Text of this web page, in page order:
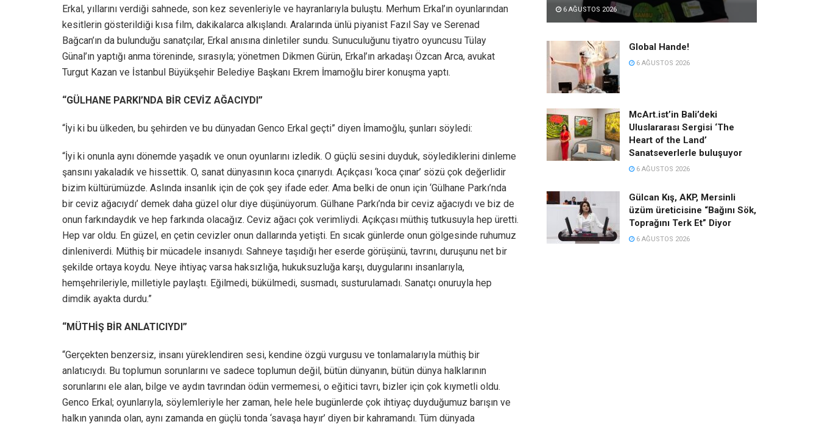
Erkal, yıllarını verdiği sahnede, son kez sevenleriyle ve hayranlarıyla buluştu. Merhum Erkal’ın oyunlarından
kesitlerin gösterildiği kısa film, dakikalarca alkışlandı. Aralarında ünlü piyanist Fazıl Say ve Serenad
Bağcan’ın da bulunduğu sanatçılar, Erkal anısına dinletiler sundu. Sunuculuğunu tiyatro oyuncusu Tülay
Günal’ın yaptığı anma töreninde, sırasıyla; yönetmen Dikmen Gürün, Erkal’ın arkadaşı Özcan Arca, avukat
Turgut Kazan ve İstanbul Büyükşehir Belediye Başkanı Ekrem İmamoğlu birer konuşma yaptı.
“GÜLHANE PARKI’NDA BİR CEVİZ AĞACIYDI”
“İyi ki bu ülkeden, bu şehirden ve bu dünyadan Genco Erkal geçti” diyen İmamoğlu, şunları söyledi:
“İyi ki onunla aynı dönemde yaşadık ve onun oyunlarını izledik. O güçlü sesini duyduk, söylediklerini dinleme
şansını yakaladık ve hissettik. O, sanat dünyasının koca çınarıydı. Açıkçası ‘koca çınar’ sözü çok değerlidir
bizim kültürümüzde. Aslında insanlık için de çok şey ifade eder. Ama belki de onun için ‘Gülhane Parkı’nda
bir ceviz ağacıydı’ demek daha güzel olur diye düşünüyorum. Gülhane Parkı’nda bir ceviz ağacıydı ve biz de
onun farkındaydık ve hep farkında olacağız. Ceviz ağacı çok verimliydi. Açıkçası müthiş tutkusuyla hep üretti.
Hep var oldu. En güzel, en çetin cevizler onun dallarında yetişti. En sıcak günlerde onun gölgesinde ruhumuz
dinleniverdi. Müthiş bir mücadele insanıydı. Sahneye taşıdığı her eserde görüşünü, tavrını, duruşunu net bir
şekilde ortaya koydu. Neye ihtiyaç varsa haksızlığa, hukuksuzluğa karşı, duygularını insanlarıyla,
hemşehrileriyle, milletiyle paylaştı. Eğilmedi, bükülmedi, susmadı, susturulamadı. Sanatçı onuruyla hep
dimdik ayakta durdu.”
“MÜTHİŞ BİR ANLATICIYDI”
“Gerçekten benzersiz, insanı yüreklendiren sesi, kendine özgü vurgusu ve tonlamalarıyla müthiş bir
anlatıcıydı. Bu toplumun sorunlarını ve sadece toplumun değil, bütün dünyanın, bütün dünya halklarının
sorunlarını ele alan, bilge ve aydın tavrından ödün vermemesi, o eğitici tavrı, bizler için çok kıymetli oldu.
Genco Erkal; oyunlarıyla, söylemleriyle her zaman, hele hele bugünlerde çok ihtiyaç duyduğumuz barışın ve
halkın yanında olan, aynı zamanda en güçlü tonda ‘savaşa hayır’ diyen bir kahramandı. Tüm dünyada
6 AĞUSTOS 2026
Global Hande!
6 AĞUSTOS 2026
McArt.ist’in Bali’deki
Uluslararası Sergisi ‘The
Heart of the Land’
Sanatseverlerle buluşuyor
6 AĞUSTOS 2026
Gülcan Kış, AKP, Mersinli
üzüm üreticisine “Bağını Sök,
Toprağını Terk Et” Diyor
6 AĞUSTOS 2026